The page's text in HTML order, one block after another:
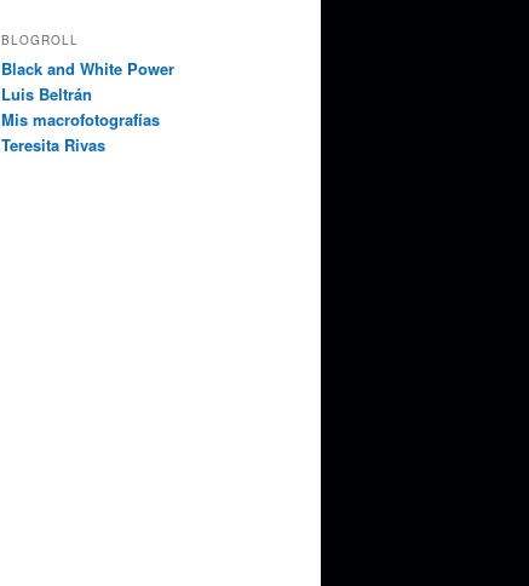
BLOGROLL
Black and White Power
Luis Beltrán
Mis macrofotografías
Teresita Rivas